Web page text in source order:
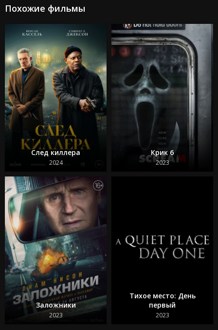
Подземелья и драконы: Честь среди воров
Каратэ-пацан: Легенды
Трансформеры: Восхождение Звероботов
Из моего окна 2: За морями
Моана 2
Веном: Последний танец
Изгоняющий дьявола: Верующий
Особо опасный пассажир
Супер Майк: Последний танец
Крушение
Охотники за привидениями: Леденящий ужас
Кокаиновый медведь
Из моего окна 3: Новая встреча
Зеленая миля
Достать ножи 2: Стеклянная луковица
Круче некуда
Бессмертная гвардия 2
Битлджус Битлджус 2
Гран Туризмо
Ад Данте
Шазам! 2 Ярость богов
Телохранитель на фрилансе
Похожие фильмы
След киллера
2024
Крик 6
2023
Заложники
2023
Тихое место: День
первый
2023